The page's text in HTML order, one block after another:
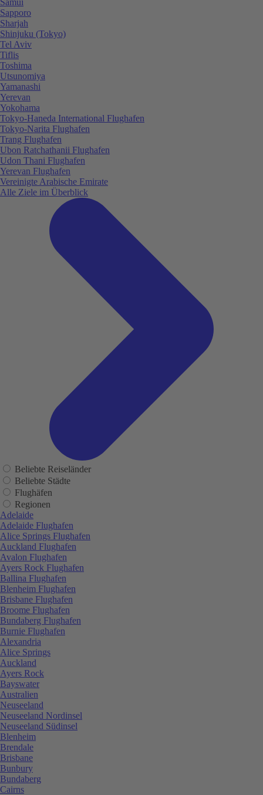
Sapporo
Sharjah
Shinjuku (Tokyo)
Tel Aviv
Tiflis
Toshima
Utsunomiya
Yamanashi
Yerevan
Yokohama
Tokyo-Haneda International Flughafen
Tokyo-Narita Flughafen
Trang Flughafen
Ubon Ratchathanii Flughafen
Udon Thani Flughafen
Yerevan Flughafen
Vereinigte Arabische Emirate
Alle Ziele im Überblick
Beliebte Reiseländer
Beliebte Städte
Flughäfen
Regionen
Adelaide
Adelaide Flughafen
Alice Springs Flughafen
Auckland Flughafen
Avalon Flughafen
Ayers Rock Flughafen
Ballina Flughafen
Blenheim Flughafen
Brisbane Flughafen
Broome Flughafen
Bundaberg Flughafen
Burnie Flughafen
Alexandria
Alice Springs
Auckland
Ayers Rock
Bayswater
Australien
Neuseeland
Neuseeland Nordinsel
Neuseeland Südinsel
Blenheim
Brendale
Brisbane
Bunbury
Bundaberg
Cairns